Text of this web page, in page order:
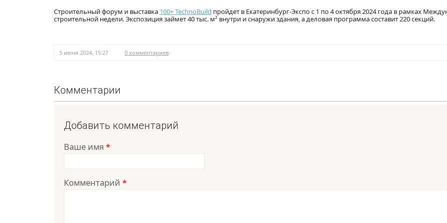
Строительный форум и выставка 100+ TechnoBuild пройдет в Екатеринбург-Экспо с 1 по 4 октября 2024 года в рамках
строительной недели. Экспозиция займет 40 тыс. м² внутри и снаружи здания, а деловая программа составит 220 секций.
5 июня 2024, 15:27 0 комментариев
Комментарии
Добавить комментарий
Ваше имя *
Комментарий *